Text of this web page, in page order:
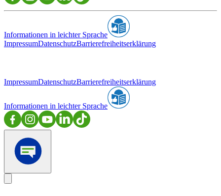
Informationen in leichter Sprache
ImpressumDatenschutzBarrierefreiheitserklärung
ImpressumDatenschutzBarrierefreiheitserklärung
Informationen in leichter Sprache